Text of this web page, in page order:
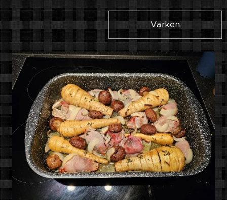
Varken